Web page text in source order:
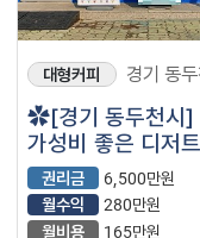
대형커피 경기 동
✿[경기 동두천시]
가성비 좋은 디저트
맛집! 프렌차이즈
✿
권리금
6,500만원
월수익
280만원
월비용
165만원